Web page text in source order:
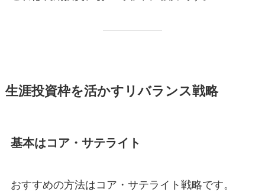
生涯投資枠を活かすリバランス戦略
基本はコア・サテライト
おすすめの方法はコア・サテライト戦略です。